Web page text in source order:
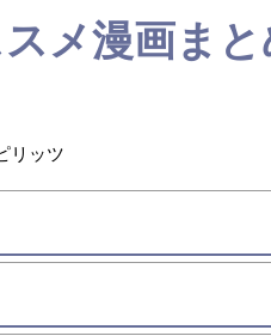
メ漫画ま
リッツ